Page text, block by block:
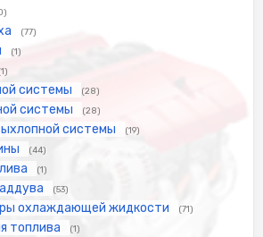
(77)
(1)
системы (28)
системы (28)
системы (19)
(44)
(1)
(53)
охлаждающей жидкости (71)
топлива (1)